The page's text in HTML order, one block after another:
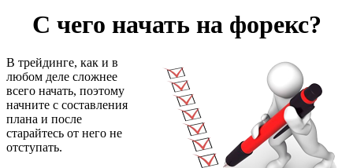
С чего начать на форекс?
В трейдинге, как и в
любом деле сложнее
всего начать, поэтому
начните с составления
плана и после
старайтесь от него не
отступать.